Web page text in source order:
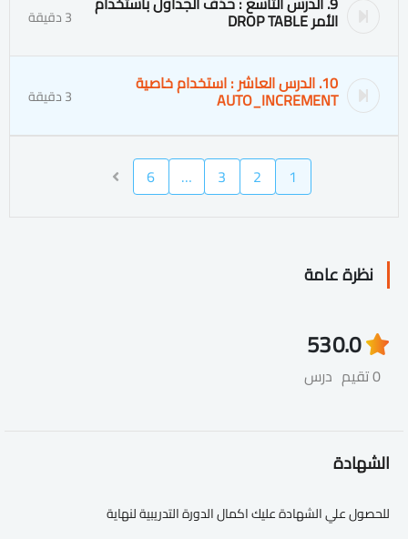
الأمر DROP TABLE 3 دقيقة
10. الدرس العاشر : استخدام خاصية
AUTO_INCREMENT 3 دقيقة
1
2
3
…
6
نظرة عامة
0.0
0 تقيم
53
درس
الشهادة
للحصول علي الشهادة عليك اكمال الدورة التدريبية لنهاية